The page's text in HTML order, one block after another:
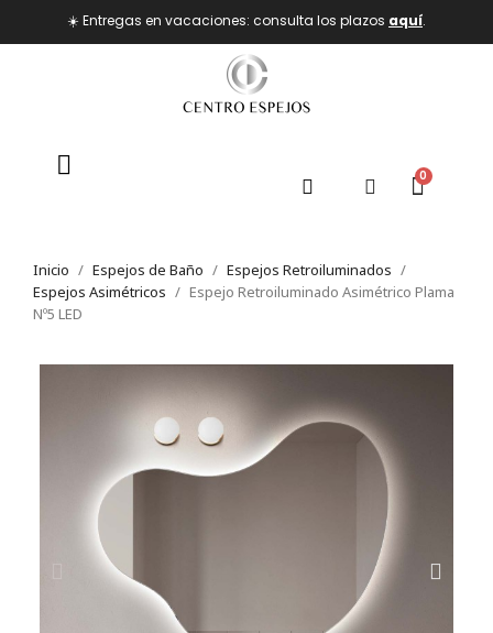
☀️ Entregas en vacaciones: consulta los plazos aquí.
Inicio Espejos de Baño
Espejos Retroiluminados
Espejos Asimétricos
Espejo Retroiluminado Asimétrico Plama
Nº5 LED